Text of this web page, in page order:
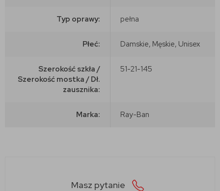
Typ oprawy: pełna
Płeć: Damskie, Męskie, Unisex
Szerokość szkła /
Szerokość mostka / Dł.
zausznika:
51-21-145
Marka: Ray-Ban
Masz pytanie